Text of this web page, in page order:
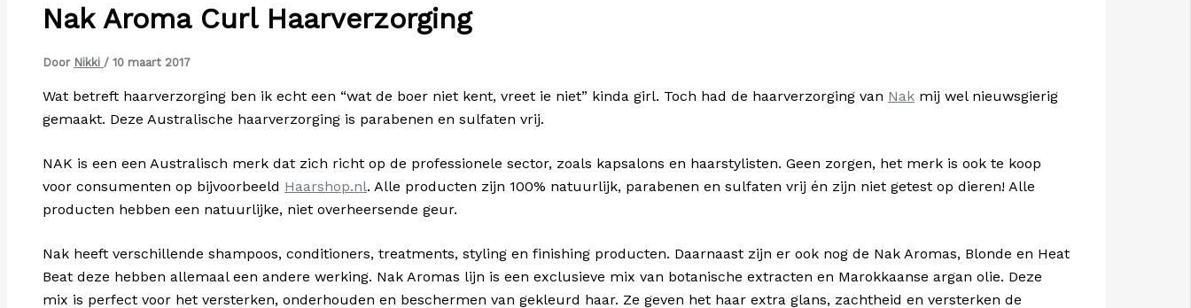
Nak Aroma Curl Haarverzorging
Door Nikki / 10 maart 2017
Wat betreft haarverzorging ben ik echt een “wat de boer niet kent, vreet ie niet” kinda girl. Toch had de haarverzorging van Nak mij wel nieuwsgierig
gemaakt. Deze Australische haarverzorging is parabenen en sulfaten vrij.
NAK is een een Australisch merk dat zich richt op de professionele sector, zoals kapsalons en haarstylisten. Geen zorgen, het merk is ook te koop
voor consumenten op bijvoorbeeld Haarshop.nl. Alle producten zijn 100% natuurlijk, parabenen en sulfaten vrij én zijn niet getest op dieren! Alle
producten hebben een natuurlijke, niet overheersende geur.
Nak heeft verschillende shampoos, conditioners, treatments, styling en finishing producten. Daarnaast zijn er ook nog de Nak Aromas, Blonde en Heat
Beat deze hebben allemaal een andere werking. Nak Aromas lijn is een exclusieve mix van botanische extracten en Marokkaanse argan olie. Deze
mix is perfect voor het versterken, onderhouden en beschermen van gekleurd haar. Ze geven het haar extra glans, zachtheid en versterken de